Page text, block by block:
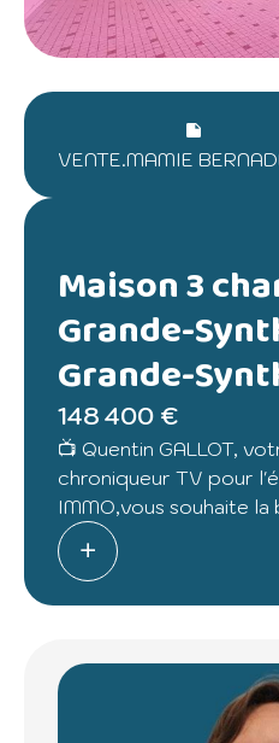
VENTE.MAMIE
Maison 3
Grande-
Grande-
148 400 €
📺 Quentin GALLOT,
chroniqueur TV pour
IMMO,vous souhaite
maison nommée MAMIE
vie agréable à
Vous profitez d'un
ouvert sur une